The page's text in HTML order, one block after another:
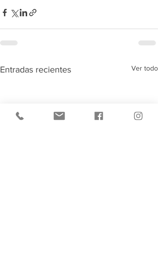
Entradas recientes Ver todo